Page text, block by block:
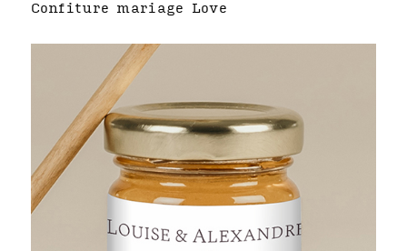
Confiture mariage Love